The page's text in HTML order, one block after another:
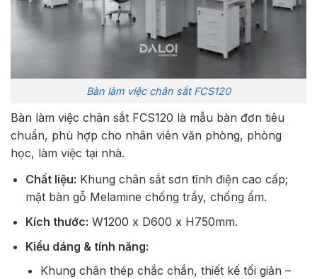
Bàn làm việc chân sắt FCS120
Bàn làm việc chân sắt FCS120 là mẫu bàn đơn tiêu
chuẩn, phù hợp cho nhân viên văn phòng, phòng
học, làm việc tại nhà.
Chất liệu: Khung chân sắt sơn tĩnh điện cao cấp;
mặt bàn gỗ Melamine chống trầy, chống ẩm.
Kích thước: W1200 x D600 x H750mm.
Kiểu dáng & tính năng:
Khung chân thép chắc chắn, thiết kế tối giản –